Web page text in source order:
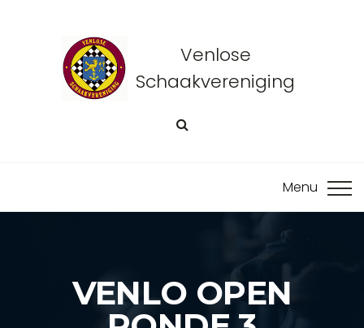
Venlose
Schaakvereniging
VENLO OPEN